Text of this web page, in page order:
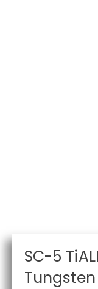
SC-5